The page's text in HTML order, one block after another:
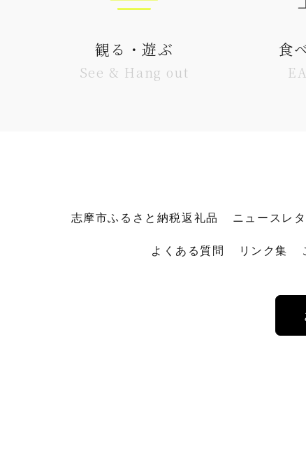
観る・遊ぶ
See & Hang out
食
志摩市ふるさと納税返礼品 ニュースレ
よくある質問 リンク集